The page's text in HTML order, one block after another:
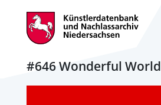
#646 Wonderful World